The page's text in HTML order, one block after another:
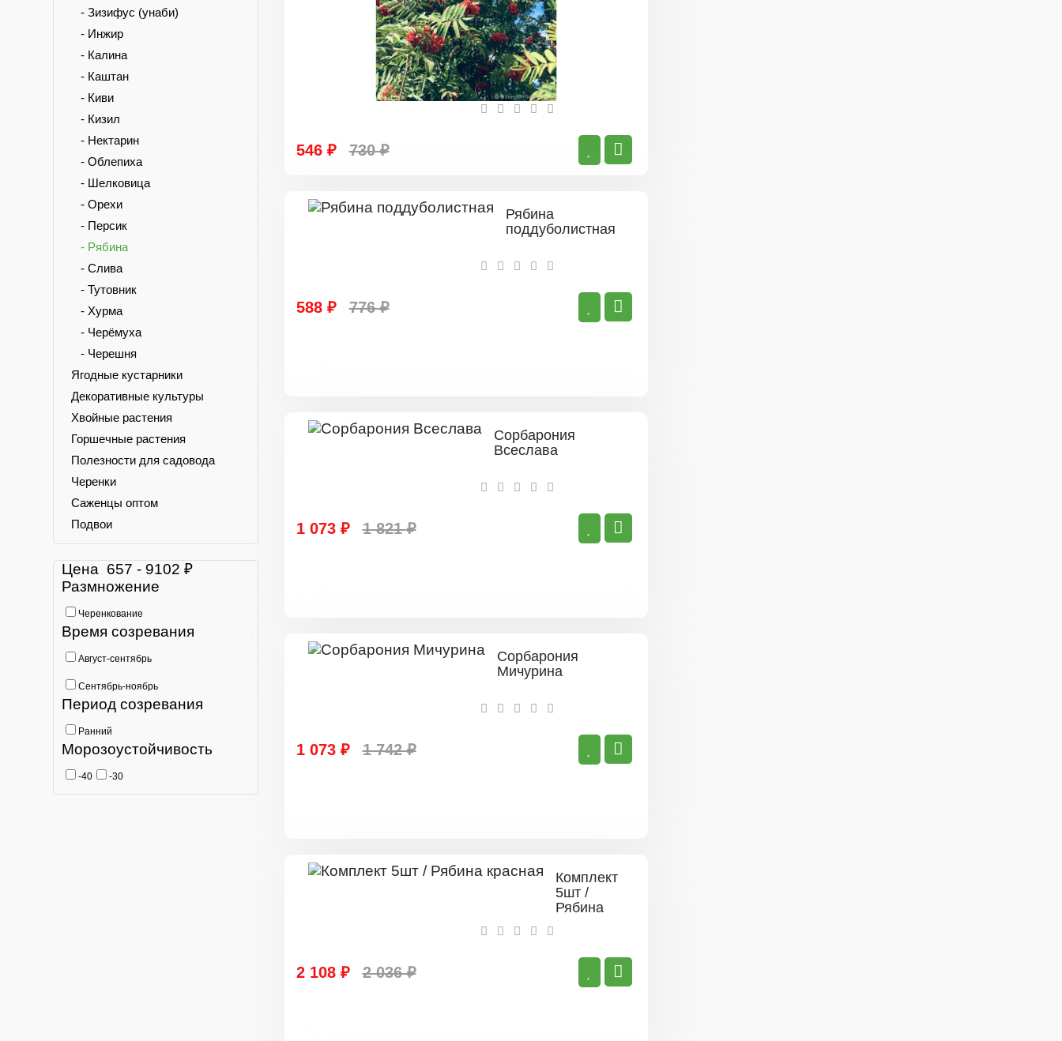
- Зизифус (унаби)
- Инжир
- Калина
- Каштан
- Киви
- Кизил
- Нектарин
- Облепиха
- Шелковица
- Орехи
- Персик
- Рябина
- Слива
- Тутовник
- Хурма
- Черёмуха
- Черешня
Ягодные кустарники
Декоративные культуры
Хвойные растения
Горшечные растения
Полезности для садовода
Черенки
Саженцы оптом
Подвои
Цена 657 - 9102 ₽
Размножение
Черенкование
Время созревания
Август-сентябрь
Сентябрь-ноябрь
Период созревания
Ранний
Морозоустойчивость
-40 -30
546 ₽ 730 ₽
Рябина
поддуболистная
588 ₽ 776 ₽
Сорбарония
Всеслава
1 073 ₽ 1 821 ₽
Сорбарония
Мичурина
1 073 ₽ 1 742 ₽
Комплект
5шт /
Рябина
2 108 ₽ 2 036 ₽